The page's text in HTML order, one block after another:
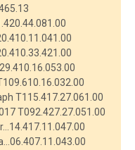
Epos
від 76 480 грн.
механічні,
корпус годинника
нержавіюча сталь,
з каменями,
кришка, ремінець:
сталь, WR 100,
порівняти
T115.417.27.061.00
T092.427.27.051.00